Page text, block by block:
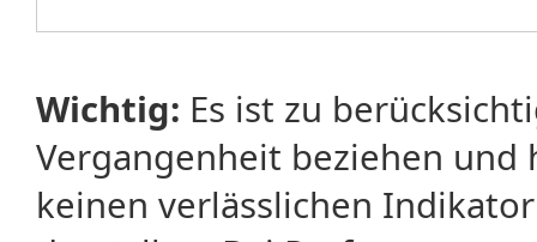
Wichtig: Es ist zu
Vergangenheit beziehen
keinen verlässlichen